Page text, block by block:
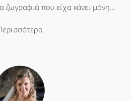
ζωγραφιά που είχα κάνει μόνη...